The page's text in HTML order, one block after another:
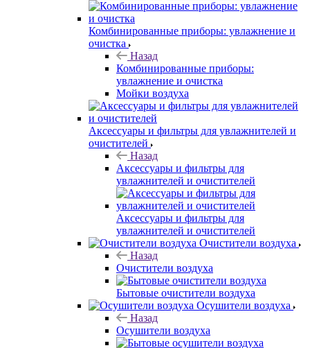
Комбинированные приборы: увлажнение и
очистка
Назад
Комбинированные приборы:
увлажнение и очистка
Мойки воздуха
Аксессуары и фильтры для увлажнителей и
очистителей
Назад
Аксессуары и фильтры для
увлажнителей и очистителей
Аксессуары и фильтры для
увлажнителей и очистителей
Очистители воздуха
Назад
Очистители воздуха
Бытовые очистители воздуха
Осушители воздуха
Назад
Осушители воздуха